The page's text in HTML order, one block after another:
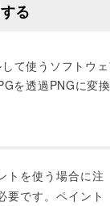
る
て使うソフトウ
を透過PNGに変
トを使う場合に注
要です。ペイント